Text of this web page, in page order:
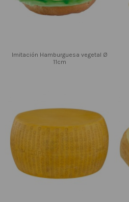
Imitación Hamburguesa vegetal Ø
11cm